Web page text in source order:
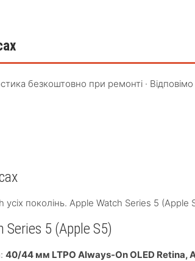
безкоштовно при ремонті ·
поколінь. Apple Watch Series 5
Series 5 (Apple S5)
40/44 мм LTPO Always-On OLED Retina,